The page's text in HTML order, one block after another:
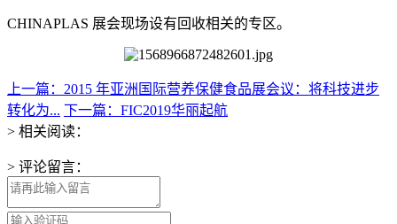
CHINAPLAS 展会现场设有回收相关的专区。
上一篇：2015 年亚洲国际营养保健食品展会议：将科技进步
转化为... 下一篇：FIC2019华丽起航
> 相关阅读：
> 评论留言：